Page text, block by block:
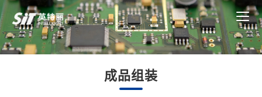
成品组装